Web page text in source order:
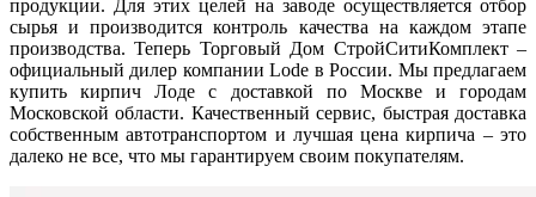
продукции. Для этих целей на заводе осуществляется отбор
сырья и производится контроль качества на каждом этапе
производства. Теперь Торговый Дом СтройСитиКомплект –
официальный дилер компании Lode в России. Мы предлагаем
купить кирпич Лоде с доставкой по Москве и городам
Московской области. Качественный сервис, быстрая доставка
собственным автотранспортом и лучшая цена кирпича – это
далеко не все, что мы гарантируем своим покупателям.